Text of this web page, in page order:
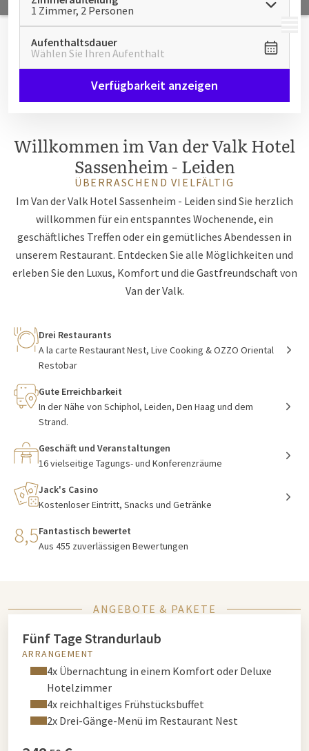
MENÜ
1 Zimmer, 2 Personen
Aufenthaltsdauer
Wählen Sie Ihren Aufenthalt
Verfügbarkeit anzeigen
Willkommen im Van der Valk Hotel
Sassenheim - Leiden
ÜBERRASCHEND VIELFÄLTIG
Im Van der Valk Hotel Sassenheim - Leiden sind Sie herzlich
willkommen für ein entspanntes Wochenende, ein
geschäftliches Treffen oder ein gemütliches Abendessen in
unserem Restaurant. Entdecken Sie alle Möglichkeiten und
erleben Sie den Luxus, Komfort und die Gastfreundschaft von
Van der Valk.
Drei Restaurants
A la carte Restaurant Nest, Live Cooking & OZZO Oriental
Restobar
Gute Erreichbarkeit
In der Nähe von Schiphol, Leiden, Den Haag und dem
Strand.
Geschäft und Veranstaltungen
16 vielseitige Tagungs- und Konferenzräume
Jack's Casino
Kostenloser Eintritt, Snacks und Getränke
8,5Fantastisch bewertet
Aus 455 zuverlässigen Bewertungen
ANGEBOTE & PAKETE
Fünf Tage Strandurlaub
ARRANGEMENT
4x Übernachtung in einem Komfort oder Deluxe
Hotelzimmer
4x reichhaltiges Frühstücksbuffet
2x Drei-Gänge-Menü im Restaurant Nest